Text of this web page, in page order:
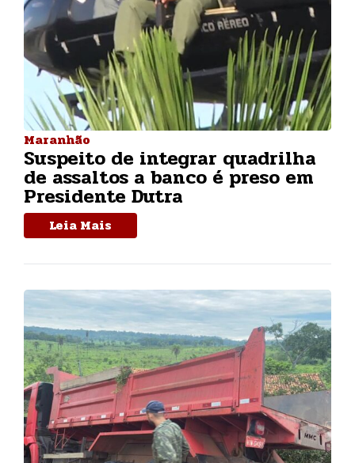
Maranhão
Suspeito de integrar quadrilha
de assaltos a banco é preso em
Presidente Dutra
Leia Mais